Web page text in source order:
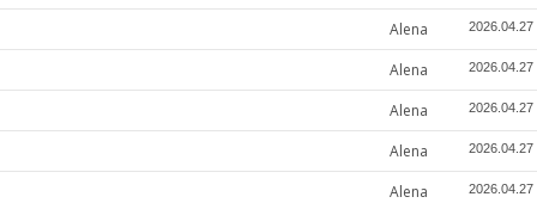
Alena 2026.04.27
Alena 2026.04.27
Alena 2026.04.27
Alena 2026.04.27
Alena 2026.04.27